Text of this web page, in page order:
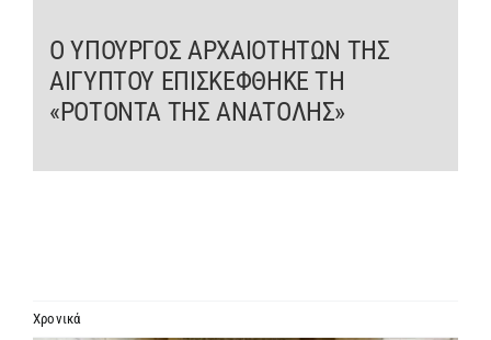
ΤΟ ΠΑΤΡΙΑΡΧΕΙΟ
Ο ΥΠΟΥΡΓΟΣ ΑΡΧΑΙΟΤΗΤΩΝ ΤΗΣ
ΑΙΓΥΠΤΟΥ ΕΠΙΣΚΕΦΘΗΚΕ ΤΗ
«ΡΟΤΟΝΤΑ ΤΗΣ ΑΝΑΤΟΛΗΣ»
Χρονικά